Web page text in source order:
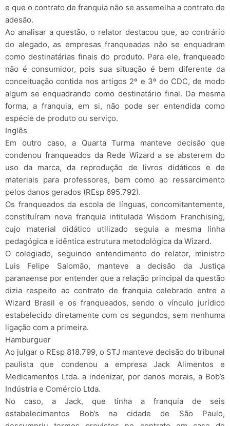
e que o contrato de franquia não se assemelha a contrato de
adesão.
Ao analisar a questão, o relator destacou que, ao contrário
do alegado, as empresas franqueadas não se enquadram
como destinatárias finais do produto. Para ele, franqueado
não é consumidor, pois sua situação é bem diferente da
conceituação contida nos artigos 2º e 3º do CDC, de modo
algum se enquadrando como destinatário final. Da mesma
forma, a franquia, em si, não pode ser entendida como
espécie de produto ou serviço.
Inglês
Em outro caso, a Quarta Turma manteve decisão que
condenou franqueados da Rede Wizard a se absterem do
uso da marca, da reprodução de livros didáticos e de
materiais para professores, bem como ao ressarcimento
pelos danos gerados (REsp 695.792).
Os franqueados da escola de línguas, concomitantemente,
constituíram nova franquia intitulada Wisdom Franchising,
cujo material didático utilizado seguia a mesma linha
pedagógica e idêntica estrutura metodológica da Wizard.
O colegiado, seguindo entendimento do relator, ministro
Luis Felipe Salomão, manteve a decisão da Justiça
paranaense por entender que a relação principal da questão
dizia respeito ao contrato de franquia celebrado entre a
Wizard Brasil e os franqueados, sendo o vínculo jurídico
estabelecido diretamente com os segundos, sem nenhuma
ligação com a primeira.
Hamburguer
Ao julgar o REsp 818.799, o STJ manteve decisão do tribunal
paulista que condenou a empresa Jack Alimentos e
Medicamentos Ltda. a indenizar, por danos morais, a Bob’s
Indústria e Comércio Ltda.
No caso, a Jack, que tinha a franquia de seis
estabelecimentos Bob’s na cidade de São Paulo,